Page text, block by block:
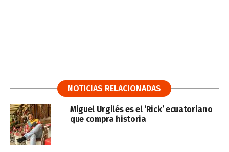
NOTICIAS RELACIONADAS
Miguel Urgilés es el ‘Rick’ ecuatoriano
que compra historia